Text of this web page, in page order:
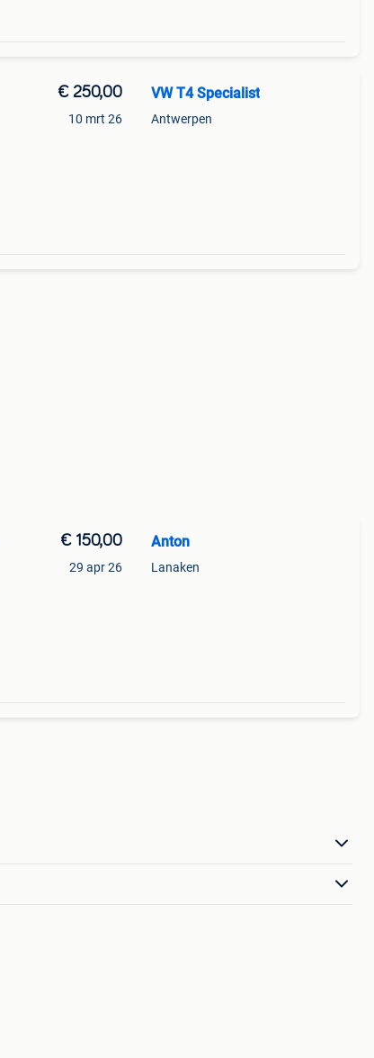
€ 250,00
10 mrt 26
VW T4 Specialist
Antwerpen
€ 150,00
29 apr 26
Anton
Lanaken